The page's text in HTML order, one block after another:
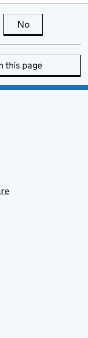
page is useful
No
this page